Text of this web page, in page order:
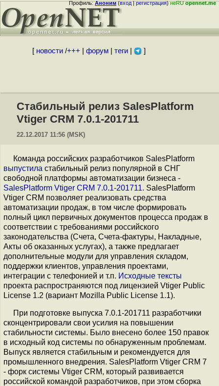
Профиль:Аноним(вход|регистрация)неRUopennet.me
[ новости/+++ форум| теги| ]
Стабильный релиз SalesPlatform
Vtiger CRM 7.0.1-201711
22.12.2017 11:56 (MSK)
Команда российских разработчиков SalesPlatform
выпустила стабильный релиз популярной в СНГ
свободной платформы автоматизации бизнеса -
SalesPlatform Vtiger CRM 7.0.1-201711. SalesPlatform
Vtiger CRM позволяет реализовать средства
автоматизации продаж, в том числе формировать
полный цикл первичных документов процесса продаж в
соответствии с требованиями российского
законодательства (Счета, Счета-фактуры, Накладные,
Акты об оказанных услугах), а также предлагает
дополнительные модули для управления складом,
поддержки клиентов, управления проектами,
интеграции с телефонией и т.п. Исходные тексты
проекта распространяются под лицензией Vtiger Public
License 1.2 (вариант Mozilla Public License 1.1).
При подготовке выпуска 7.0.1-201711 разработчики
сконцентрировали свои усилия на повышении
стабильности системы. Было внесено более 150 правок
в исходный код системы по обнаруженным проблемам.
Выпуск является стабильным и рекомендуется для
промышленного внедрения. SalesPlatform Vtiger CRM 7
- форк системы Vtiger CRM, который развивается
российской командой разработчиков, при этом сборка